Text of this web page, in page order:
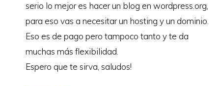
serio lo mejor es hacer un blog en wordpress.org,
para eso vas a necesitar un hosting y un dominio.
Eso es de pago pero tampoco tanto y te da
muchas más flexibilidad.
Espero que te sirva, saludos!